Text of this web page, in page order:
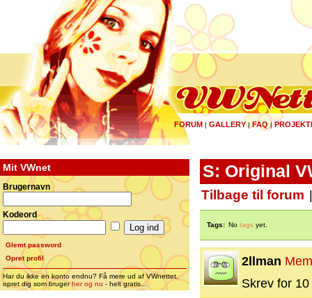
FORUM | GALLERY|FAQ |
Mit VWnet
Brugernavn
Kodeord
Glemt password
Opret profil
Har du ikke en konto endnu? Få mere ud af VWnettet,
opret dig som brugerher og nu - helt gratis...
S: Original
Tilbage til forum
Tags: No tags yet.
2llman
Skrev for